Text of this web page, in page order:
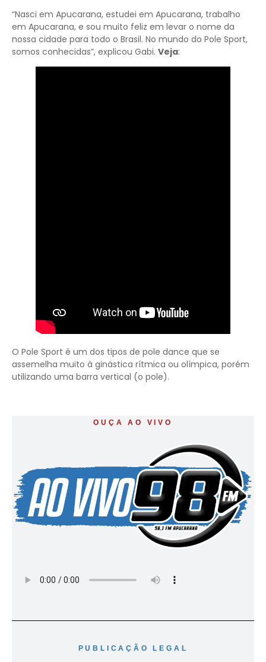
“Nasci em Apucarana, estudei em Apucarana, trabalho
em Apucarana, e sou muito feliz em levar o nome da
nossa cidade para todo o Brasil. No mundo do Pole Sport,
somos conhecidas”, explicou Gabi. Veja:
O Pole Sport é um dos tipos de pole dance que se
assemelha muito à ginástica rítmica ou olímpica, porém
utilizando uma barra vertical (o pole).
OUÇA AO VIVO
PUBLICAÇÃO LEGAL